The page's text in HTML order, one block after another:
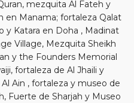
mezquita Al Fateh y
en Manama; fortaleza Qalat
y Katara en Doha , Madinat
Village, Mezquita Sheikh
y the Founders Memorial
fortaleza de Al Jhaili y
Ain , fortaleza y museo de
Fuerte de Sharjah y Museo